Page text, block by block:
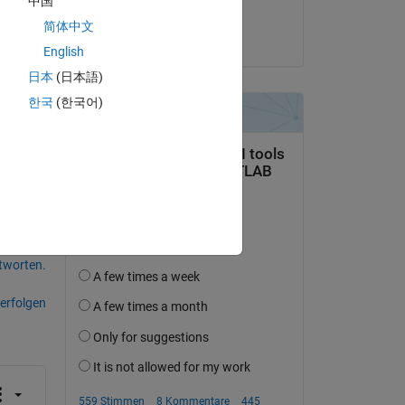
简体中文
English
日本 (日本語)
한국 (한국어)